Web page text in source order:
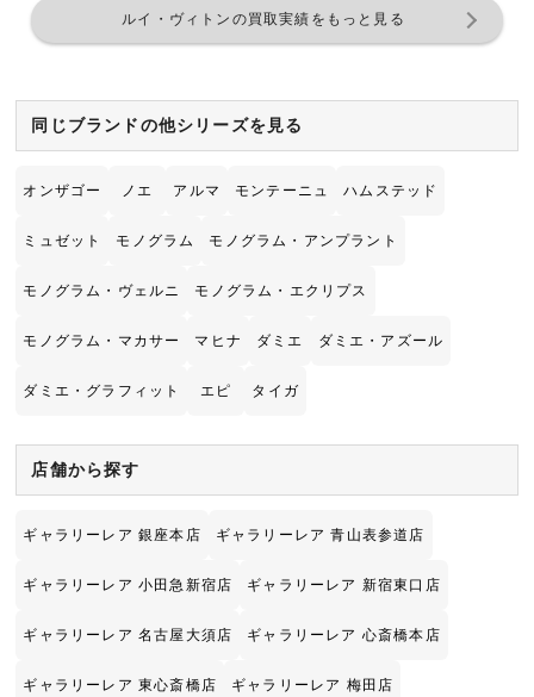
ルイ・ヴィトンの買取実績をもっと見る
同じブランドの他シリーズを見る
オンザゴー ノエ アルマ モンテーニュ ハムステッド
ミュゼット モノグラム モノグラム・アンプラント
モノグラム・ヴェルニ モノグラム・エクリプス
モノグラム・マカサー マヒナ ダミエ ダミエ・アズール
ダミエ・グラフィット エピ タイガ
店舗から探す
ギャラリーレア 銀座本店 ギャラリーレア 青山表参道店
ギャラリーレア 小田急新宿店 ギャラリーレア 新宿東口店
ギャラリーレア 名古屋大須店 ギャラリーレア 心斎橋本店
ギャラリーレア 東心斎橋店 ギャラリーレア 梅田店